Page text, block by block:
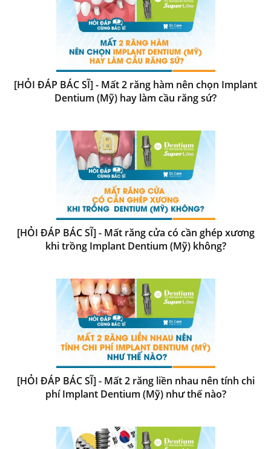
[HỎI ĐÁP BÁC SĨ] - Mất 2 răng hàm nên chọn Implant
Dentium (Mỹ) hay làm cầu răng sứ?
[HỎI ĐÁP BÁC SĨ] - Mất răng cửa có cần ghép xương
khi trồng Implant Dentium (Mỹ) không?
[HỎI ĐÁP BÁC SĨ] - Mất 2 răng liền nhau nên tính chi
phí Implant Dentium (Mỹ) như thế nào?